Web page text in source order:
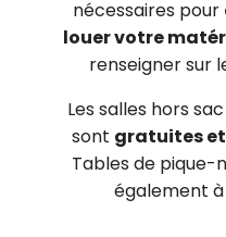
nécessaires pour
louer votre
renseigner sur
Les salles hors
sont gratuites
Tables de pique-
également